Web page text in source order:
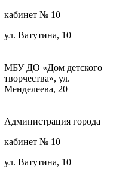
кабинет № 10
ул. Ватутина, 10
МБУ ДО «Дом детского
творчества», ул.
Менделеева, 20
Администрация города
кабинет № 10
ул. Ватутина, 10